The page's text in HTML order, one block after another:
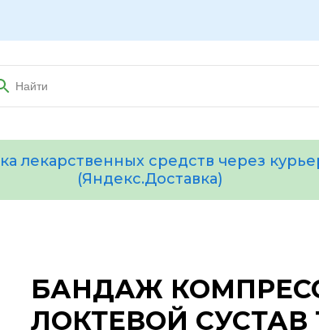
лекарственных средств через
(Яндекс.Доставка)
БАНДАЖ
ЛОКТЕВОЙ СУСТАВ